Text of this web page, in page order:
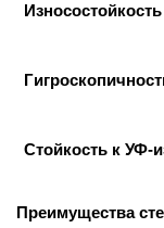
Износостойкость
Стойкость к УФ-
Преимущества